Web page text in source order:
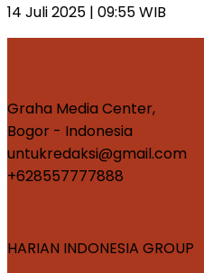
14 Juli 2025 | 09:55 WIB
Graha Media Center,
Bogor - Indonesia
untukredaksi@gmail.com
+628557777888
HARIAN INDONESIA GROUP